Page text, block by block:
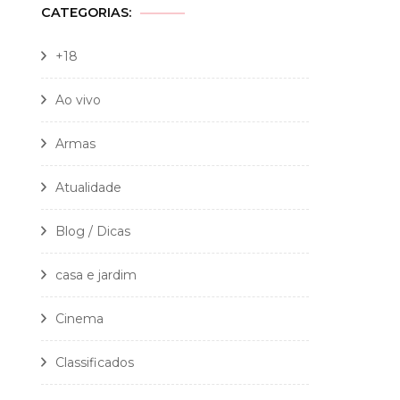
CATEGORIAS:
+18
Ao vivo
Armas
Atualidade
Blog / Dicas
casa e jardim
Cinema
Classificados